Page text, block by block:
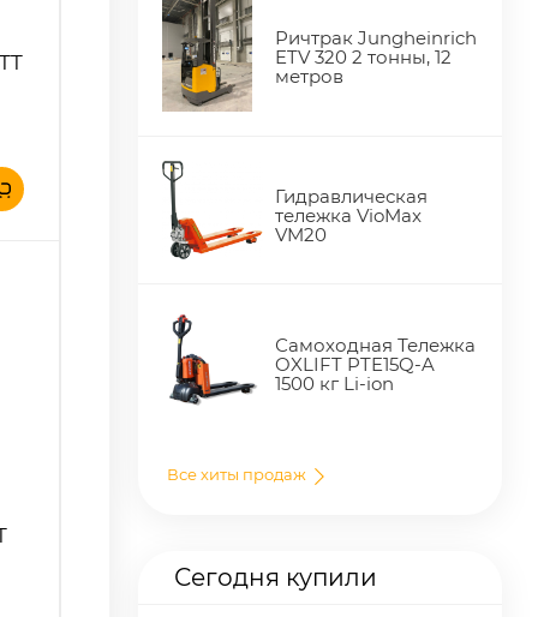
Ричтрак Jungheinrich
ETV 320 2 тонны, 12
метров
Гидравлическая
тележка VioMax
VM20
Самоходная Тележка
OXLIFT PTE15Q-A
1500 кг Li-ion
Все хиты продаж
Сегодня купили